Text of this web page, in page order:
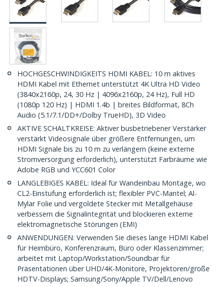
HOCHGESCHWINDIGKEITS HDMI KABEL: 10 m aktives
HDMI Kabel mit Ethernet unterstützt 4K Ultra HD Video
(3840x2160p, 24, 30 Hz | 4096x2160p, 24 Hz), Full HD
(1080p 120 Hz) | HDMI 1.4b | breites Bildformat, 8Ch
Audio (5.1/7.1/DD+/Dolby TrueHD), 3D Video
AKTIVE SCHALTKREISE: Aktiver busbetriebener Verstärker
verstärkt Videosignale über größere Entfernungen, um
HDMI Signale bis zu 10 m zu verlängern (keine externe
Stromversorgung erforderlich), unterstützt Farbräume wie
Adobe RGB und YCC601 Color
LANGLEBIGES KABEL: Ideal für Wandeinbau Montage, wo
CL2-Einstufung erforderlich ist; flexibler PVC-Mantel; Al-
Mylar Folie und vergoldete Stecker mit Metallgehäuse
verbessern die Signalintegrität und blockieren externe
elektromagnetische Störungen (EMI)
ANWENDUNGEN: Verwenden Sie dieses lange HDMI Kabel
für Heimbüro, Konferenzraum, Büro oder Klassenzimmer;
arbeitet mit Laptop/Workstation/Soundbar für
Präsentationen über UHD/4K-Monitore, Projektoren/große
HDTV-Displays; Samsung/Sony/Apple TV/Dell/Lenovo